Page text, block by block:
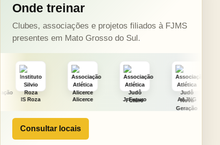
Onde treinar
Clubes, associações e projetos filiados à FJMS
presentes em Mato Grosso do Sul.
Alicerce J. Futuro AAJNG TSURU
Consultar locais